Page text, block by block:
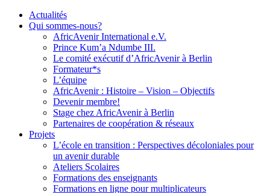
Actualités
Qui sommes-nous?
AfricAvenir International e.V.
Prince Kum’a Ndumbe III.
Le comité exécutif d’AfricAvenir à Berlin
Formateur*s
L’équipe
AfricAvenir : Histoire – Vision – Objectifs
Devenir membre!
Stage chez AfricAvenir à Berlin
Partenaires de coopération & réseaux
Projets
L’école en transition : Perspectives décoloniales pour
un avenir durable
Ateliers Scolaires
Formations des enseignants
Formations en ligne pour multiplicateurs